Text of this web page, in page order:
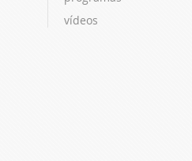
vídeos